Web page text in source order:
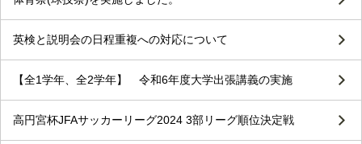
英検と説明会の日程重複への対応について
【全1学年、全2学年】 令和6年度大学出張講義の実施
高円宮杯JFAサッカーリーグ2024 3部リーグ順位決定戦